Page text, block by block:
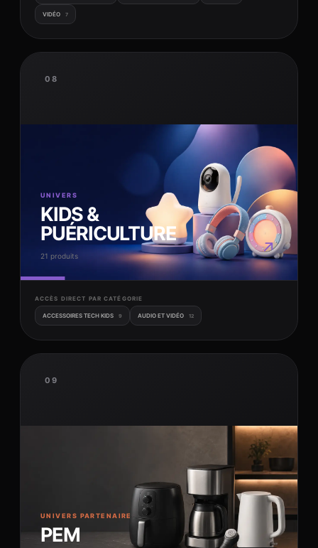
VIDÉO 7
08
UNIVERS
KIDS &
PUÉRICULTURE
21 produits ↗
ACCÈS DIRECT PAR CATÉGORIE
ACCESSOIRES TECH KIDS 9 AUDIO ET VIDÉO 12
09
UNIVERS PARTENAIRE
PEM